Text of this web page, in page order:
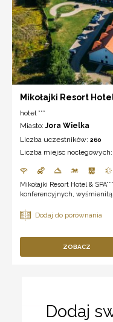
Mikołajki Resort
hotel ***
Miasto:Jora Wielka
Liczba uczestników: 260
Liczba miejsc noclegowych:
Mikołajki Resort Hotel &
konferencyjnych, wyśmienitą
ZOBACZ
Dodaj